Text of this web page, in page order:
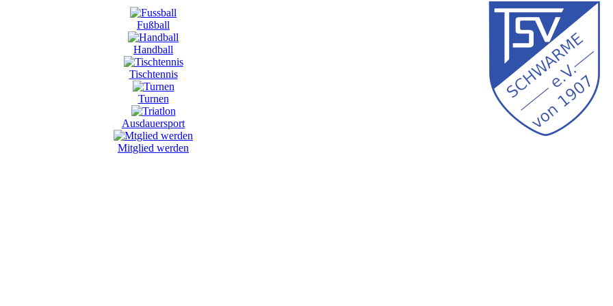
Fußball
Handball
Tischtennis
Turnen
Ausdauersport
Mitglied werden